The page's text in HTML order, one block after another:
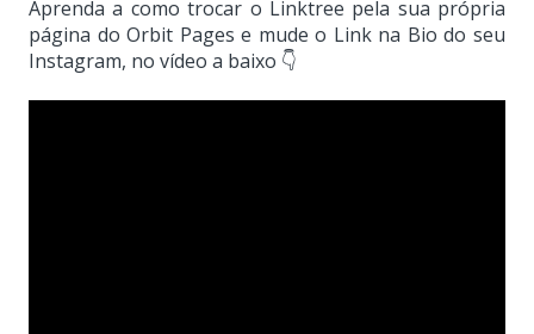
Aprenda a como trocar o Linktree pela sua própria
página do Orbit Pages e mude o Link na Bio do seu
Instagram, no vídeo a baixo 👇